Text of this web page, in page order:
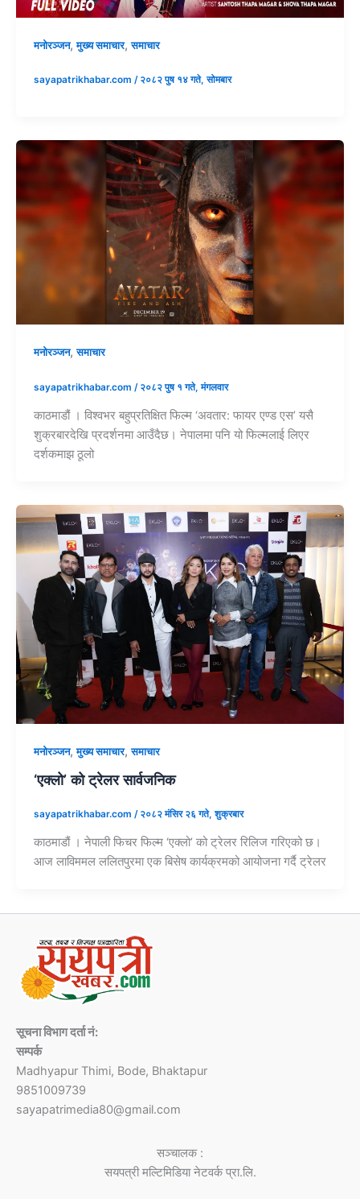
मनोरञ्जन,मुख्य समाचार,समाचार
sayapatrikhabar.com / २०८२ पुष १४ गते, सोमबार
मनोरञ्जन,समाचार
sayapatrikhabar.com / २०८२ पुष १ गते, मंगलवार
काठमाडौं । विश्वभर बहुप्रतिक्षित फिल्म ‘अवतार: फायर एण्ड एस’ यसै
शुक्रबारदेखि प्रदर्शनमा आउँदैछ। नेपालमा पनि यो फिल्मलाई लिएर
दर्शकमाझ ठूलो
मनोरञ्जन,मुख्य समाचार,समाचार
‘एक्लो’ को ट्रेलर सार्वजनिक
sayapatrikhabar.com / २०८२ मंसिर २६ गते, शुक्रबार
काठमाडौं । नेपाली फिचर फिल्म ‘एक्लो’ को ट्रेलर रिलिज गरिएको छ।
आज लाविममल ललितपुरमा एक बिसेष कार्यक्रमको आयोजना गर्दै ट्रेलर
सूचना विभाग दर्ता नं:
सम्पर्क
Madhyapur Thimi, Bode, Bhaktapur
9851009739
sayapatrimedia80@gmail.com
सञ्चालक :
सयपत्री मल्टिमिडिया नेटवर्क प्रा.लि.